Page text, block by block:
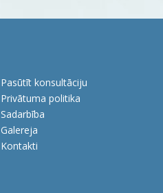
Pasūtīt konsultāciju
Privātuma politika
Sadarbība
Galereja
Kontakti